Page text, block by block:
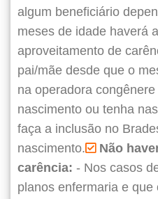
algum beneficiário
meses de idade haverá
aproveitamento de
pai/mãe desde que o
na operadora
nascimento ou tenha
faça a inclusão no
nascimento.
Não
carência: - Nos casos
planos enfermaria e